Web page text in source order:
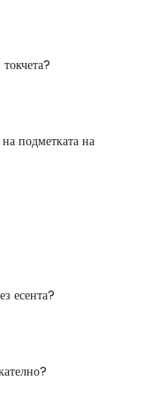
подметката на
есента?